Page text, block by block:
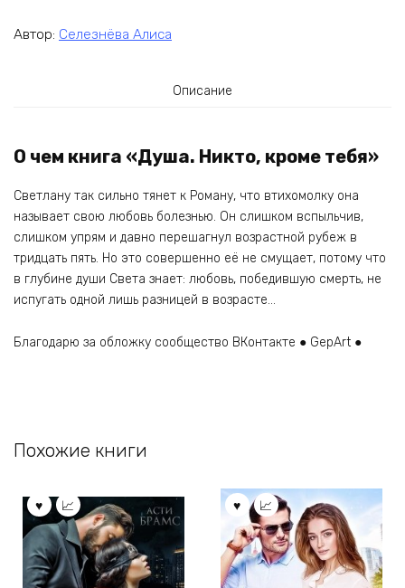
Автор: Селезнёва Алиса
Описание
О чем книга «Душа. Никто, кроме тебя»
Светлану так сильно тянет к Роману, что втихомолку она
называет свою любовь болезнью. Он слишком вспыльчив,
слишком упрям и давно перешагнул возрастной рубеж в
тридцать пять. Но это совершенно её не смущает, потому что
в глубине души Света знает: любовь, победившую смерть, не
испугать одной лишь разницей в возрасте…
Благодарю за обложку сообщество ВКонтакте ● GepArt ●
Похожие книги